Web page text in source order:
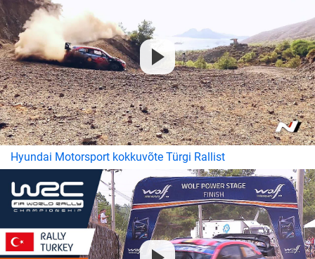
Hyundai Motorsport kokkuvõte Türgi Rallist